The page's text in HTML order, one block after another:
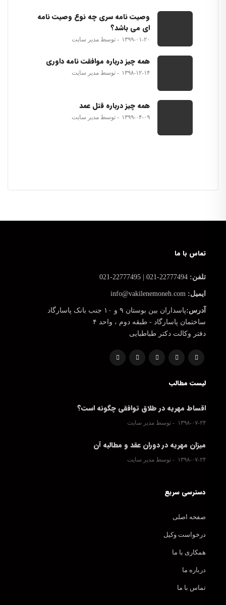
وصیت نامه سری چه نوع وصیت نامه
ای می باشد؟
۱۳۹۹-۰۱-۲۰ توسط مدیر سایت
همه چیز درباره موافقت نامه داوری
۱۳۹۸-۱۲-۱۴ توسط مدیر سایت
همه چیز درباره قتل عمد
۱۳۹۹-۰۴-۰۹ توسط مدیر سایت
تماس با ما
تلفن:
ایمیل:
آدرس:پاسداران بین بوستان ۹ و ۱۰ جنب بانک پاسارگاد
ساختمان پاسارگاد - طبقه دوم ، واحد ۴
دفتر وکالت دکتر طباطبایی
لیست مطالب
اقساط مهریه در طلاق توافقی چگونه است؟
۱۳۹۸-۰۷-۲۴ توسط مدیر سایت
میزان مهریه در دوران عقد و مطالبه آن
۱۳۹۸-۰۷-۲۴ توسط مدیر سایت
دسترسی سریع
صفحه اصلی
درخواست وکیل
همکاری با ما
درباره ما
تماس با ما